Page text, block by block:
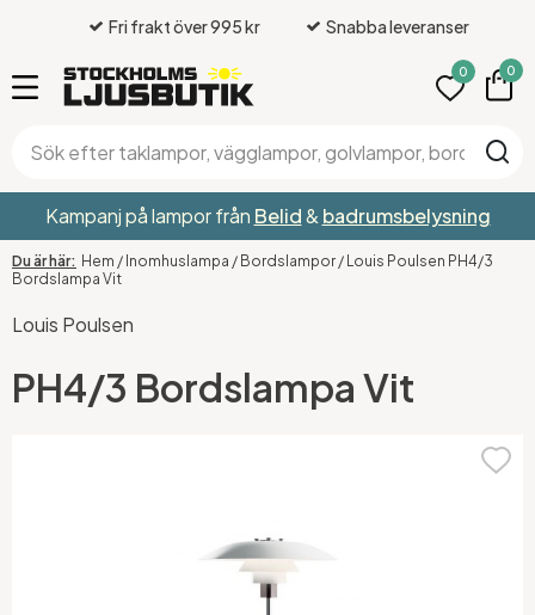
Fri frakt över 995 kr Snabba leveranser
0 0
Kampanj på lampor från Belid& badrumsbelysning
Hem / Inomhuslampa / Bordslampor / Louis Poulsen PH4/3
Bordslampa Vit
Louis Poulsen
PH4/3 Bordslampa Vit